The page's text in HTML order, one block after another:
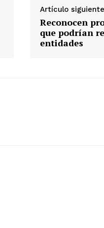
Artículo siguiente
Reconocen
que podrían
entidades